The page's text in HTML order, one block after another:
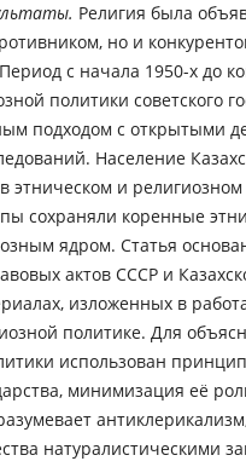
Религия была
но и
с начала 1950-х до
политики советского
подходом с открытыми
Население
этническом и
сохраняли коренные
ядром. Статья
актов СССР и
изложенных в
политике. Для
использован
минимизация её
натуралистическими